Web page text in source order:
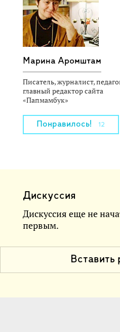
Марина Аромштам
Писатель, журналист,
главный редактор сайта
«Папмамбук»
Понравилось! 12
Дискуссия
Дискуссия еще не
первым.
Вставить